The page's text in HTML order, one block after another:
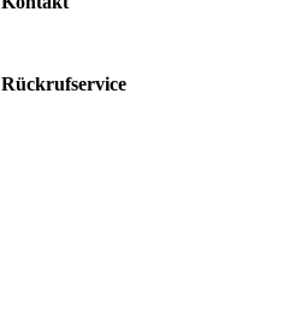
Rückrufservice